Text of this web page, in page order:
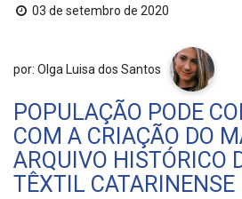
03 de setembro de 2020
por: Olga Luisa dos Santos
POPULAÇÃO PODE
COM A CRIAÇÃO DO
ARQUIVO HISTÓRICO
TÊXTIL CATARINENSE